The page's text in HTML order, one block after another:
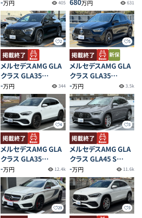
万円 405 万円 631
2
掲載終了
メルセデスAMG GLA
クラス GLA35
4MATIC
-万円 344
5
掲載終了
メルセデスAMG GLA
クラス GLA35
4MATIC
-万円 3.5k
4
掲載終了
メルセデスAMG GLA
クラス GLA35
4MATIC
-万円 12.4k
3
掲載終了
メルセデスAMG GLA
クラス GLA45 S
4MATIC+
-万円 11.6k
29 3